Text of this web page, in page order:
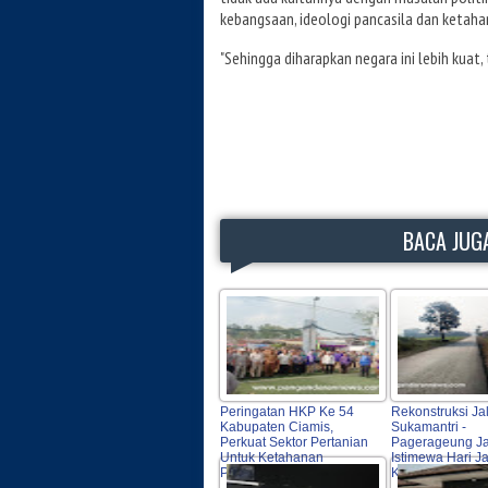
kebangsaan, ideologi pancasila dan
"Sehingga diharapkan negara ini lebih
BACA
Peringatan HKP Ke 54
Kabupaten Ciamis,
Perkuat Sektor Pertanian
Untuk Ketahanan
Pangan
Rekonstruksi
Sukamantri -
Pagerageung
Istimewa Hari
Kabupaten